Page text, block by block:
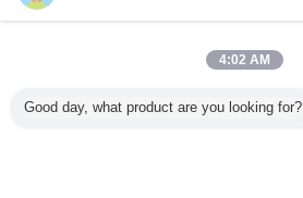
MeerHoge macht diodelasers
4:02 AM
Good day, what product are you looking for?